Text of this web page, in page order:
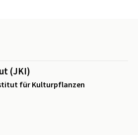
(JKI)
für Kulturpflanzen